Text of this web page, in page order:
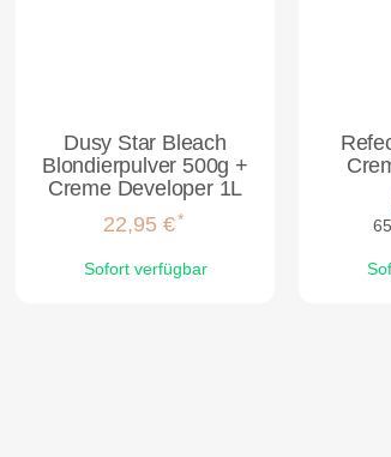
Dusy Star Bleach
Blondierpulver 500g +
Creme Developer 1L
22,95 €*
Sofort verfügbar